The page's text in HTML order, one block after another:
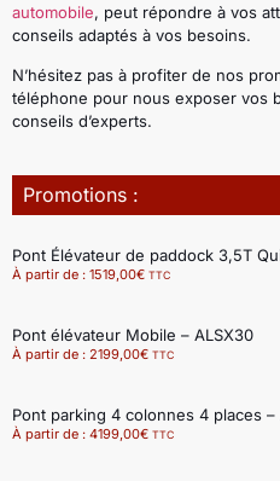
automobile, peut répondre à vos
conseils adaptés à vos besoins.
N’hésitez pas à profiter de nos
téléphone pour nous exposer vos
conseils d’experts.
Promotions :
Pont Élévateur de paddock 3,5T
À partir de : 1519,00€ TTC
Pont élévateur Mobile – ALSX30
À partir de : 2199,00€ TTC
Pont parking 4 colonnes 4 places –
À partir de : 4199,00€ TTC